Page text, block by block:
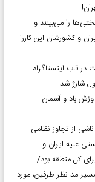
را می‌بینند و
و کشورشان این کاررا
قاب اینستاگرام
شارژ شد
وزش باد و آسمان
از تجاوز نظامی
علیه ایران و
کل منطقه بود/
مد نظر طرفین، مورد